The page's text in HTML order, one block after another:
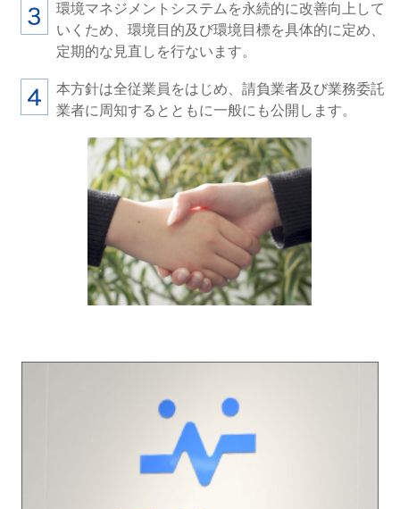
環境マネジメントシステムを永続的に改善向上して
いくため、環境目的及び環境目標を具体的に定め、
定期的な見直しを行ないます。
本方針は全従業員をはじめ、請負業者及び業務委託
業者に周知するとともに一般にも公開します。